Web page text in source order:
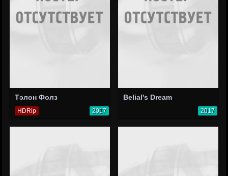
Тэлон Фолз
HDRip 2017
Belial's Dream
2017